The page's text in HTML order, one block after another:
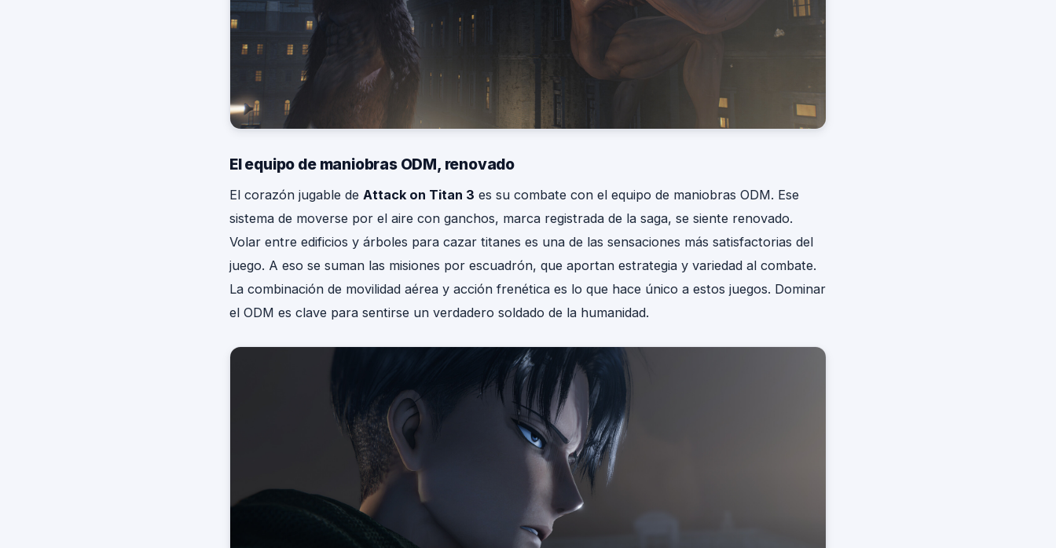
El equipo de maniobras ODM, renovado
El corazón jugable de Attack on Titan 3 es su combate con el equipo de maniobras ODM. Ese
sistema de moverse por el aire con ganchos, marca registrada de la saga, se siente renovado.
Volar entre edificios y árboles para cazar titanes es una de las sensaciones más satisfactorias del
juego. A eso se suman las misiones por escuadrón, que aportan estrategia y variedad al combate.
La combinación de movilidad aérea y acción frenética es lo que hace único a estos juegos. Dominar
el ODM es clave para sentirse un verdadero soldado de la humanidad.